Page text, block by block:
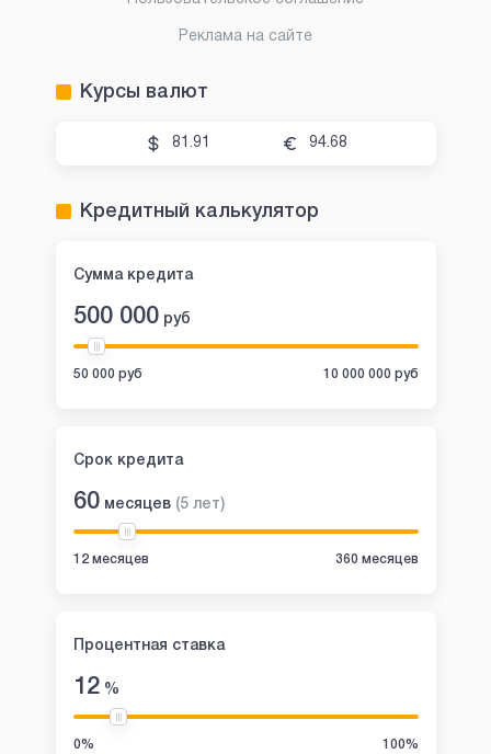
Реклама на сайте
Курсы валют
81.91 94.68
Кредитный калькулятор
Сумма кредита
500 000 руб
50 000 руб 10 000 000 руб
Срок кредита
60 месяцев (5 лет)
12 месяцев 360 месяцев
Процентная ставка
12%
0% 100%